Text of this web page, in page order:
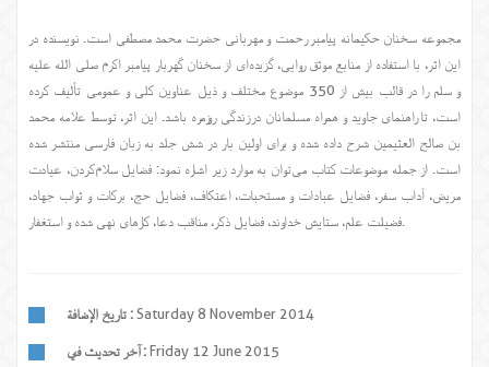
مجموعه سخنان حکیمانه پیامبر رحمت و مهربانی حضرت محمد مصطفی است. نویسنده در
این اثر، با استفاده از منابع موثق روایی، گزیده‌ای از سخنان گهربار پیامبر اکرم صلی الله علیه
و سلم را در قالب بیش از 350 موضوع مختلف و ذیل عناوین کلی و عمومی تألیف کرده
است، تا راهنمای جاوید و همراه مسلمانان در زندگی روزمره باشد. این اثر، توسط علامه محمد
بن صالح العثیمین شرح داده شده و برای اولین بار در شش جلد به زبان فارسی منتشر شده
است. از جمله موضوعات کتاب می‌توان به موارد زیر اشاره نمود: فضایل سلام‌کردن، عیادت
مریض، آداب سفر، فضایل عبادات و مستحبات، اعتکاف، فضایل حج، برکات و ثواب جهاد،
فضیلت علم، ستایش خداوند، فضایل ذکر، مناقب دعا، کارهای نهی شده و استغفار.
تاريخ الإضافة : Saturday 8 November 2014
آخر تحديث في : Friday 12 June 2015